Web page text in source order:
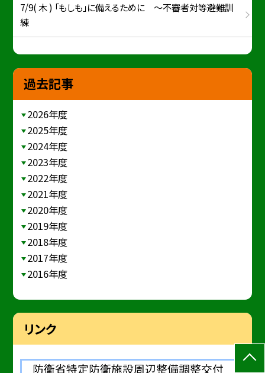
7/9( 木 ) 「もしも」に備えるために ～不審者対等避難訓
練
過去記事
2026年度
2025年度
2024年度
2023年度
2022年度
2021年度
2020年度
2019年度
2018年度
2017年度
2016年度
リンク
防衛省特定防衛施設周辺整備調整交付